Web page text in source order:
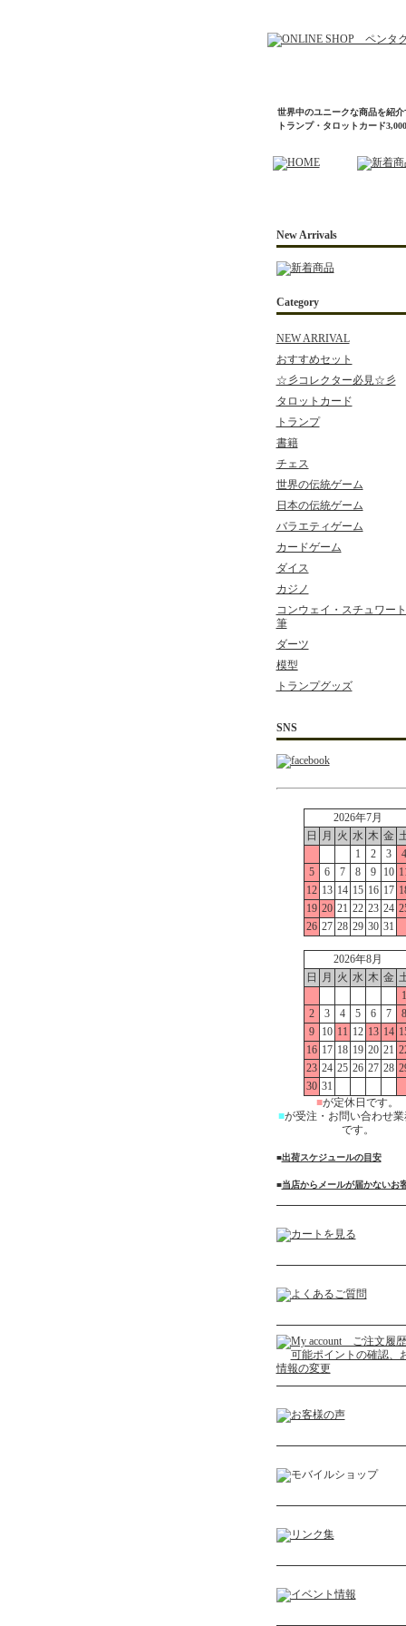
世界中のユニークな商品を紹
トランプ・タロットカード
New Arrivals
Category
NEW ARRIVAL
おすすめセット
☆彡コレクター必見☆彡
タロットカード
トランプ
書籍
チェス
世界の伝統ゲーム
日本の伝統ゲーム
バラエティゲーム
カードゲーム
ダイス
カジノ
コンウェイ・スチュワー
筆
ダーツ
模型
トランプグッズ
SNS
2026年7月
日
月 火 水 木 金
1
2 3
4
5
6 7 8 9 10
12 13 14 15 16 17
19 20 21 22 23 24
26 27 28 29 30 31
2026年8月
日
月 火 水 木 金
1
2
3 4 5 6 7
8
9
10 11 12 13 14
16 17 18 19 20 21
23 24 25 26 27 28
30 31
■が定休日です。
■が受注・お問い合わせ
です。
■出荷スケジュールの目安
■当店からメールが届かないお